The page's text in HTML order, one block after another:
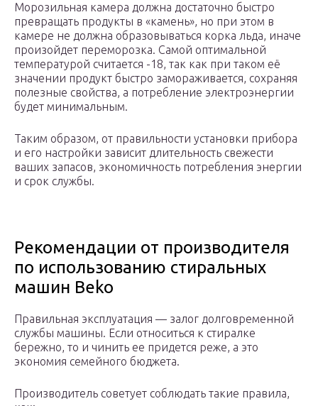
Морозильная камера должна достаточно быстро
превращать продукты в «камень», но при этом в
камере не должна образовываться корка льда, иначе
произойдет переморозка. Самой оптимальной
температурой считается -18, так как при таком её
значении продукт быстро замораживается, сохраняя
полезные свойства, а потребление электроэнергии
будет минимальным.
Таким образом, от правильности установки прибора
и его настройки зависит длительность свежести
ваших запасов, экономичность потребления энергии
и срок службы.
Рекомендации от производителя
по использованию стиральных
машин Beko
Правильная эксплуатация — залог долговременной
службы машины. Если относиться к стиралке
бережно, то и чинить ее придется реже, а это
экономия семейного бюджета.
Производитель советует соблюдать такие правила,